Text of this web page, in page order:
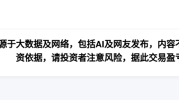
于大数据及网络，包括AI及网友发布，内
资依据，请投资者注意风险，据此交易盈